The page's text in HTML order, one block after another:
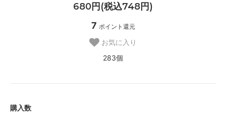
680円(税込748円)
7 ポイント還元
お気に入り
283個
購入数